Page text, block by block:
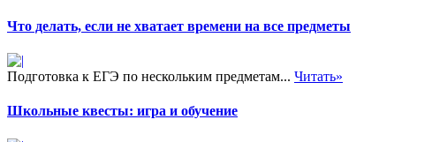
Что делать, если не хватает времени на все предметы
Подготовка к ЕГЭ по нескольким предметам... Читать»
Школьные квесты: игра и обучение